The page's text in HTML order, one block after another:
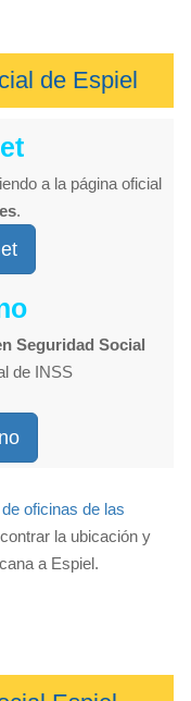
de Espiel
a la página oficial
.
Seguridad Social
de INSS
oficinas de las
la ubicación y
a Espiel.